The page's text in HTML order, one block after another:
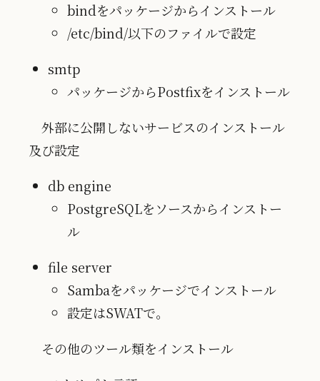
bindをパッケージからインストール
/etc/bind/以下のファイルで設定
smtp
パッケージからPostfixをインストール
外部に公開しないサービスのインストール
及び設定
db engine
PostgreSQLをソースからインストー
ル
file server
Sambaをパッケージでインストール
設定はSWATで。
その他のツール類をインストール